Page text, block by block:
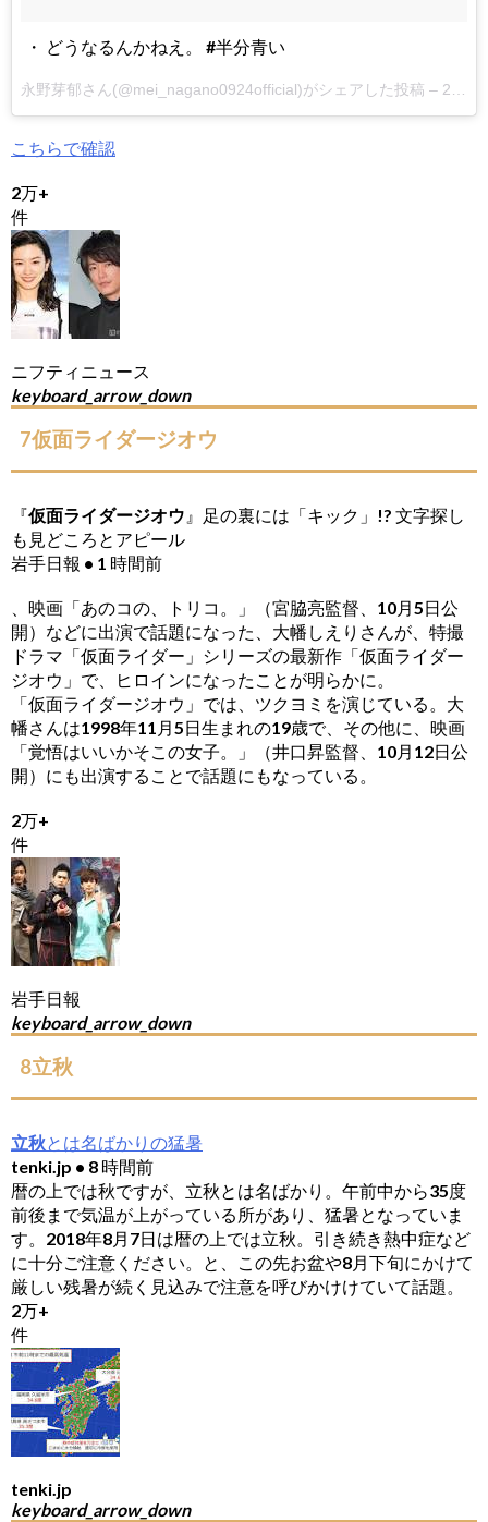
・ どうなるんかねえ。 #半分青い
永野芽郁さん(@mei_nagano0924official)がシェアした投稿 – 2018年 5月月3日午後8時47分PDT
こちらで確認
2万+
件
ニフティニュース
keyboard_arrow_down
7仮面ライダージオウ
『仮面ライダージオウ 』足の裏には「キック」!? 文字探し
も見どころとアピール
岩手日報 • 1 時間前
、映画「あのコの、トリコ。」（宮脇亮監督、10月5日公
開）などに出演で話題になった、大幡しえりさんが、特撮
ドラマ「仮面ライダー」シリーズの最新作「仮面ライダー
ジオウ」で、ヒロインになったことが明らかに。
「仮面ライダージオウ」では、ツクヨミを演じている。大
幡さんは1998年11月5日生まれの19歳で、その他に、映画
「覚悟はいいかそこの女子。」（井口昇監督、10月12日公
開）にも出演することで話題にもなっている。
2万+
件
岩手日報
keyboard_arrow_down
8立秋
立秋とは名ばかりの猛暑
tenki.jp • 8 時間前
暦の上では秋ですが、立秋とは名ばかり。午前中から35度
前後まで気温が上がっている所があり、猛暑となっていま
す。2018年8月7日は暦の上では立秋。引き続き熱中症など
に十分ご注意ください。と、この先お盆や8月下旬にかけて
厳しい残暑が続く見込みで注意を呼びかけけていて話題。
2万+
件
tenki.jp
keyboard_arrow_down